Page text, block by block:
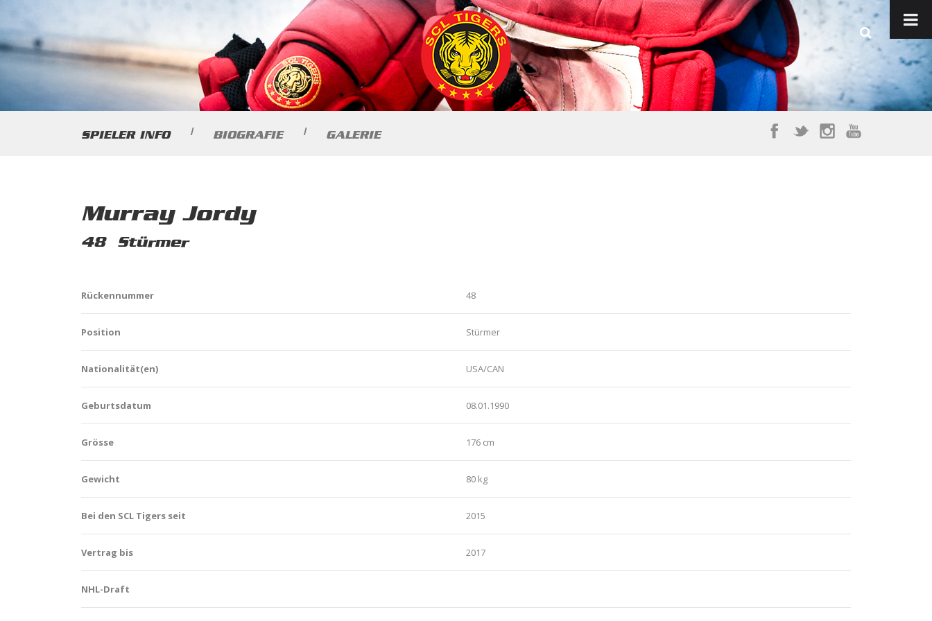
SPIELER INFO | BIOGRAFIE | GALERIE
Murray Jordy
48 Stürmer
Rückennummer 48
Position Stürmer
Nationalität(en) USA/CAN
Geburtsdatum 08.01.1990
Grösse 176 cm
Gewicht 80 kg
Bei den SCL Tigers seit 2015
Vertrag bis 2017
NHL-Draft